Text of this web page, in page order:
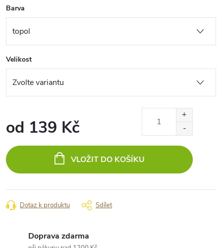
Barva
Velikost
od 139 Kč
cena:
VLOŽIT DO KOŠÍKU
Dotaz k produktu Sdílet
Doprava zdarma